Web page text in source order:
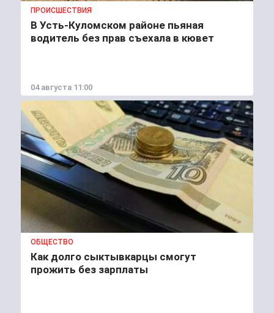
ПРОИСШЕСТВИЯ
В Усть-Куломском районе пьяная
водитель без прав съехала в кювет
04 августа 11:00
ОБЩЕСТВО
Как долго сыктывкарцы смогут
прожить без зарплаты